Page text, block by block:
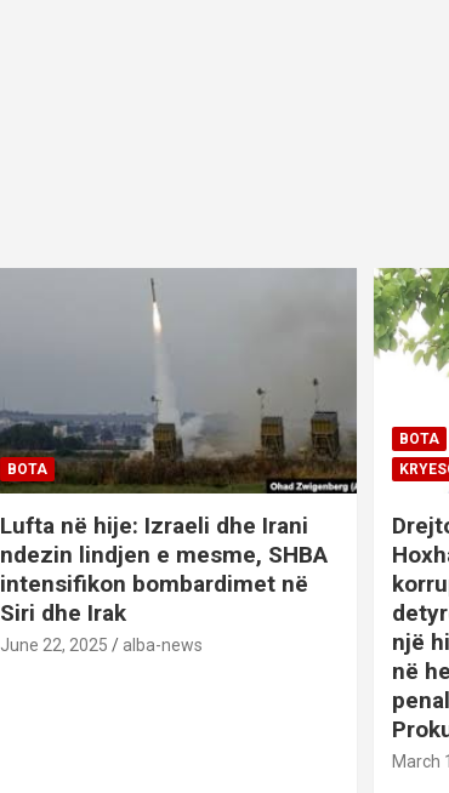
BOTA
Lufta në hije: Izraeli dhe Irani
ndezin lindjen e mesme, SHBA
intensifikon bombardimet në
Siri dhe Irak
June 22, 2025 alba-news
BOTA
një
në
March
BOTA